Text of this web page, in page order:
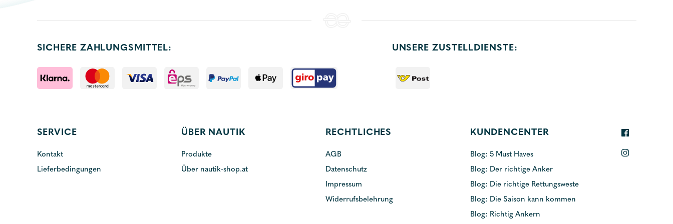
SICHERE ZAHLUNGSMITTEL: UNSERE ZUSTELLDIENSTE:
SERVICE
Kontakt
Lieferbedingungen
ÜBER NAUTIK
Produkte
Über nautik-shop.at
RECHTLICHES
AGB
Datenschutz
Impressum
Widerrufsbelehrung
KUNDENCENTER
Blog: 5 Must Haves
Blog: Der richtige Anker
Blog: Die richtige Rettungsweste
Blog: Die Saison kann kommen
Blog: Richtig Ankern